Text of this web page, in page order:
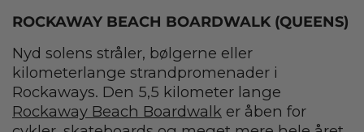
ROCKAWAY BEACH BOARDWALK (QUEENS)
Nyd solens stråler, bølgerne eller
kilometerlange strandpromenader i
Rockaways. Den 5,5 kilometer lange
Rockaway Beach Boardwalk er åben for